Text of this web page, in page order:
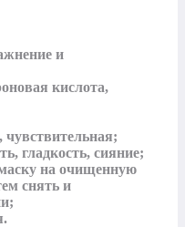
и
кислота,
гладкость, сияние;
на очищенную
снять и